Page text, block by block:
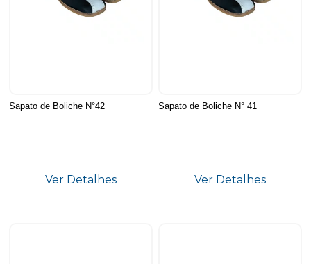
Sapato de Boliche N°42
Ver Detalhes
Sapato de Boliche N° 41
Ver Detalhes